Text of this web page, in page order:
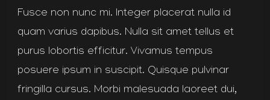
Fusce non nunc mi. Integer placerat nulla id
quam varius dapibus. Nulla sit amet tellus et
purus lobortis efficitur. Vivamus tempus
posuere ipsum in suscipit. Quisque pulvinar
fringilla cursus. Morbi malesuada laoreet dui,